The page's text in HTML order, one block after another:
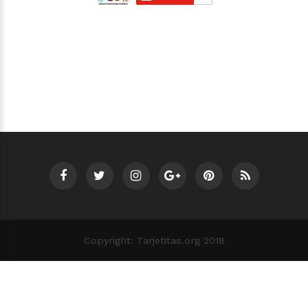
Copyright: Tarjetitas.org 2018